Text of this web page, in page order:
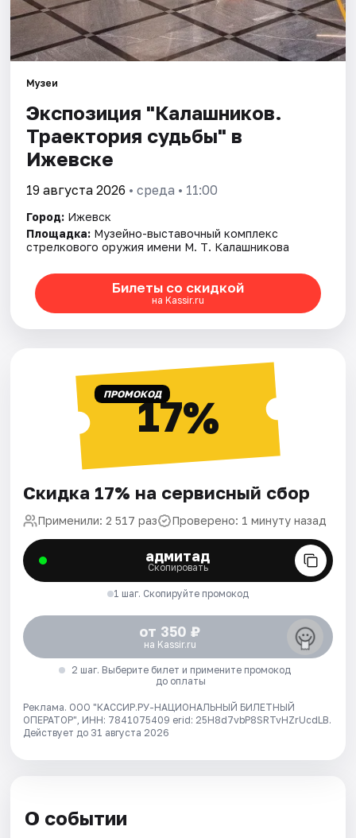
Музеи
Экспозиция "Калашников.
Траектория судьбы" в
Ижевске
19 августа 2026 • среда • 11:00
Город: Ижевск
Площадка: Музейно-выставочный комплекс
стрелкового оружия имени М. Т. Калашникова
Билеты со скидкой
на Kassir.ru
ПРОМОКОД17%
Скидка 17% на сервисный сбор
Применили: 2 517 раз Проверено: 1 минуту назад
адмитад
Скопировать
1 шаг. Скопируйте промокод
от 350 ₽
на Kassir.ru
2 шаг. Выберите билет и примените промокод
до оплаты
Реклама. ООО "КАССИР.РУ-НАЦИОНАЛЬНЫЙ БИЛЕТНЫЙ
ОПЕРАТОР", ИНН: 7841075409 erid: 25H8d7vbP8SRTvHZrUcdLB.
Действует до 31 августа 2026
О событии